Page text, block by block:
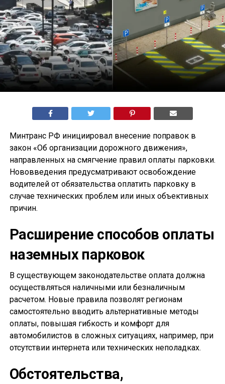
Минтранс РФ инициировал внесение поправок в
закон «Об организации дорожного движения»,
направленных на смягчение правил оплаты парковки.
Нововведения предусматривают освобождение
водителей от обязательства оплатить парковку в
случае технических проблем или иных объективных
причин.
Расширение способов оплаты
наземных парковок
В существующем законодательстве оплата должна
осуществляться наличными или безналичным
расчетом. Новые правила позволят регионам
самостоятельно вводить альтернативные методы
оплаты, повышая гибкость и комфорт для
автомобилистов в сложных ситуациях, например, при
отсутствии интернета или технических неполадках.
Обстоятельства,